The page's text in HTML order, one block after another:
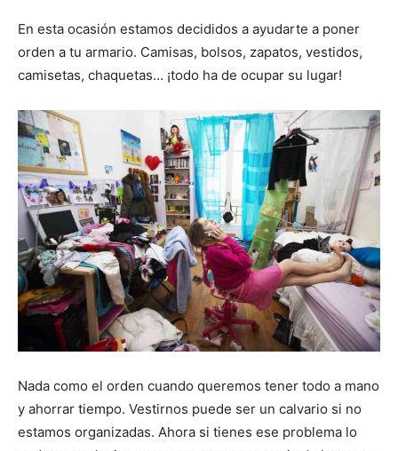
En esta ocasión estamos decididos a ayudarte a poner
orden a tu armario. Camisas, bolsos, zapatos, vestidos,
camisetas, chaquetas… ¡todo ha de ocupar su lugar!
Nada como el orden cuando queremos tener todo a mano
y ahorrar tiempo. Vestirnos puede ser un calvario si no
estamos organizadas. Ahora si tienes ese problema lo